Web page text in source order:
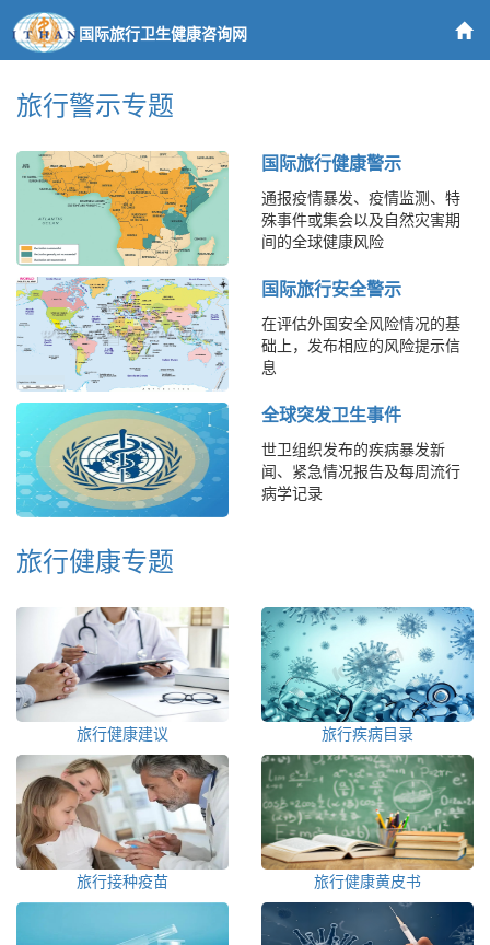
国际旅行卫生健康咨询网
旅行警示专题
国际旅行健康警示
通报疫情暴发、疫情监测、特
殊事件或集会以及自然灾害期
间的全球健康风险
国际旅行安全警示
在评估外国安全风险情况的基
础上，发布相应的风险提示信
息
全球突发卫生事件
世卫组织发布的疾病暴发新
闻、紧急情况报告及每周流行
病学记录
旅行健康专题
旅行健康建议 旅行疾病目录
旅行接种疫苗 旅行健康黄皮书